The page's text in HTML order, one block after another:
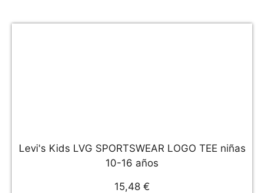
Levi's Kids LVG SPORTSWEAR LOGO TEE niñas
10-16 años
15,48 €